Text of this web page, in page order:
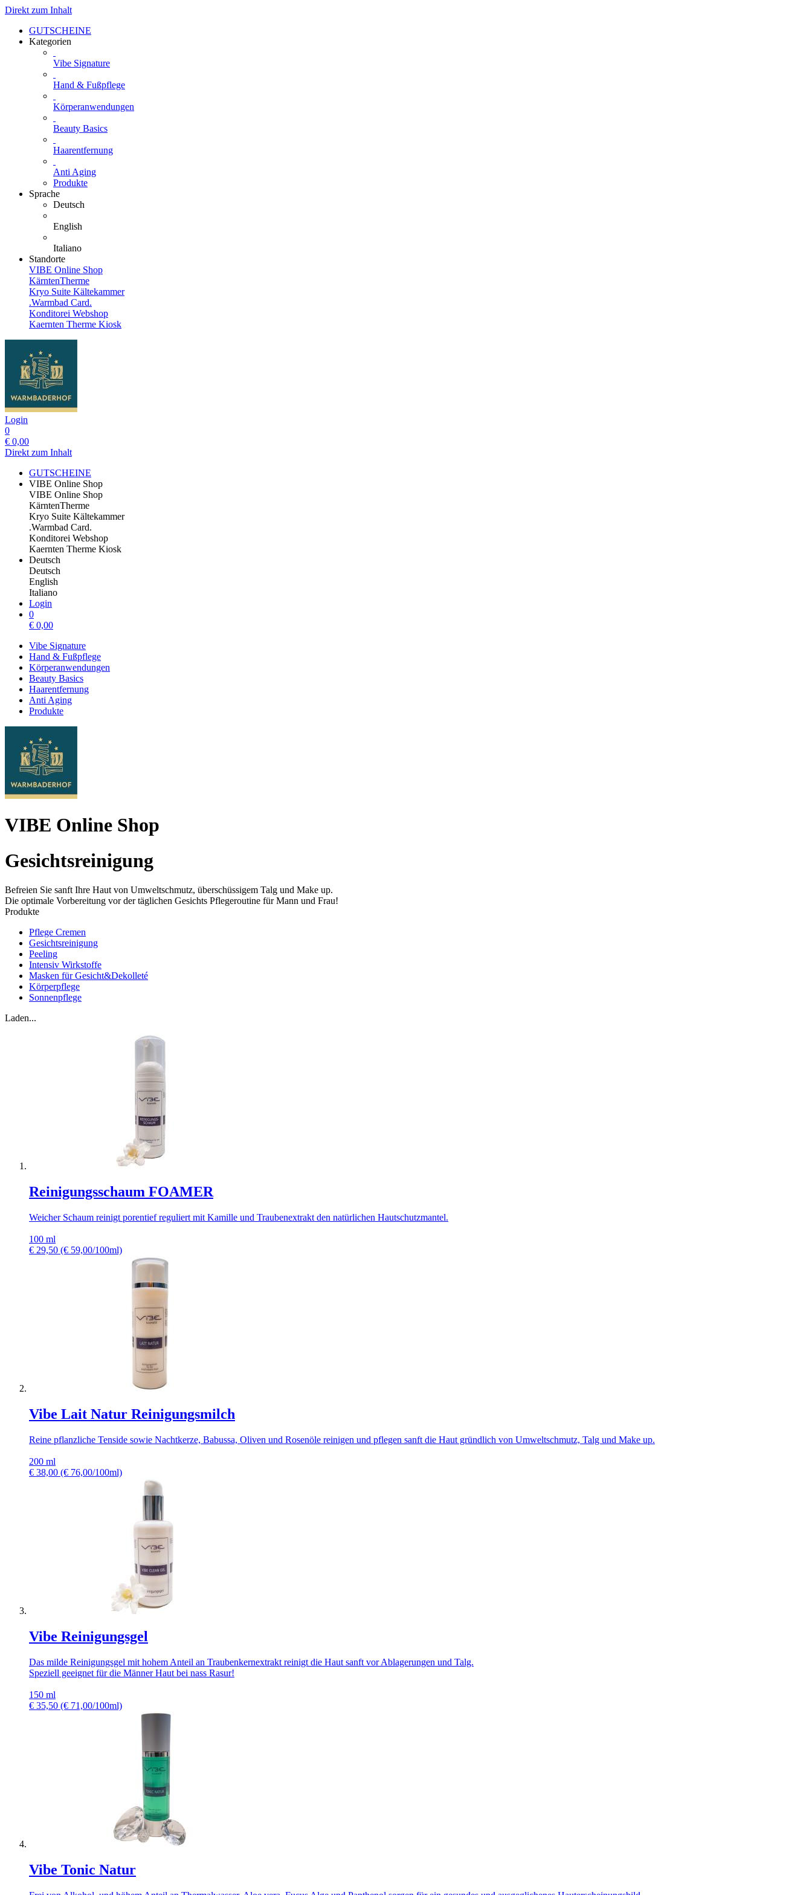
Direkt zum Inhalt
GUTSCHEINE
Kategorien
Vibe Signature
Hand & Fußpflege
Körperanwendungen
Beauty Basics
Haarentfernung
Anti Aging
Produkte
Sprache
Deutsch
English
Italiano
Standorte
VIBE Online Shop
KärntenTherme
Kryo Suite Kältekammer
.Warmbad Card.
Konditorei Webshop
Kaernten Therme Kiosk
Login
0
€ 0,00
Direkt zum Inhalt
GUTSCHEINE
VIBE Online Shop
VIBE Online Shop
KärntenTherme
Kryo Suite Kältekammer
.Warmbad Card.
Konditorei Webshop
Kaernten Therme Kiosk
Deutsch
Deutsch
English
Italiano
Login
0
€ 0,00
Vibe Signature
Hand & Fußpflege
Körperanwendungen
Beauty Basics
Haarentfernung
Anti Aging
Produkte
VIBE Online Shop
Gesichtsreinigung
Befreien Sie sanft Ihre Haut von Umweltschmutz, überschüssigem Talg und Make up.
Die optimale Vorbereitung vor der täglichen Gesichts Pflegeroutine für Mann und Frau!
Produkte
Pflege Cremen
Gesichtsreinigung
Peeling
Intensiv Wirkstoffe
Masken für Gesicht&Dekolleté
Körperpflege
Sonnenpflege
Laden...
Reinigungsschaum FOAMER
Weicher Schaum reinigt porentief reguliert mit Kamille und Traubenextrakt den natürlichen Hautschutzmantel.
100 ml
€ 29,50 (€ 59,00/100ml)
Vibe Lait Natur Reinigungsmilch
Reine pflanzliche Tenside sowie Nachtkerze, Babussa, Oliven und Rosenöle reinigen und pflegen sanft die Haut gründlich von Umweltschmutz, Talg und Make up.
200 ml
€ 38,00 (€ 76,00/100ml)
Vibe Reinigungsgel
Das milde Reinigungsgel mit hohem Anteil an Traubenkernextrakt reinigt die Haut sanft vor Ablagerungen und Talg.
Speziell geeignet für die Männer Haut bei nass Rasur!
150 ml
€ 35,50 (€ 71,00/100ml)
Vibe Tonic Natur